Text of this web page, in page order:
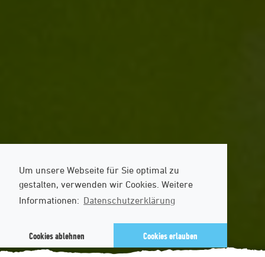
Um unsere Webseite für Sie optimal zu
gestalten, verwenden wir Cookies. Weitere
Informationen: Datenschutzerklärung
Cookies ablehnen Cookies erlauben